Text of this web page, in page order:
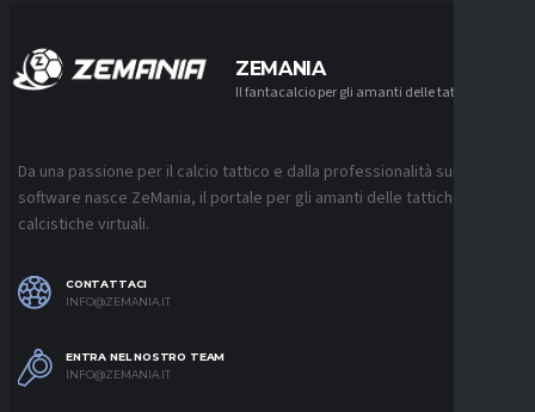
ZEMANIA
Il fantacalcio per gli amanti delle tattiche
Da una passione per il calcio tattico e dalla professionalità sui
software nasce ZeMania, il portale per gli amanti delle tattiche
calcistiche virtuali.
CONTATTACI
INFO@ZEMANIA.IT
ENTRA NEL NOSTRO TEAM
INFO@ZEMANIA.IT